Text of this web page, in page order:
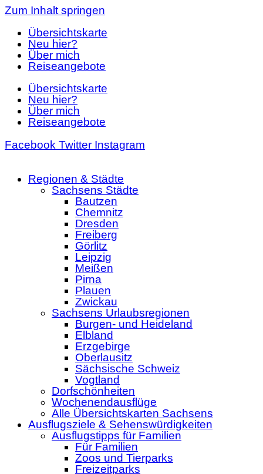
Zum Inhalt springen
Übersichtskarte
Neu hier?
Über mich
Reiseangebote
Übersichtskarte
Neu hier?
Über mich
Reiseangebote
Facebook Twitter Instagram
Regionen & Städte
Sachsens Städte
Bautzen
Chemnitz
Dresden
Freiberg
Görlitz
Leipzig
Meißen
Pirna
Plauen
Zwickau
Sachsens Urlaubsregionen
Burgen- und Heideland
Elbland
Erzgebirge
Oberlausitz
Sächsische Schweiz
Vogtland
Dorfschönheiten
Wochenendausflüge
Alle Übersichtskarten Sachsens
Ausflugsziele & Sehenswürdigkeiten
Ausflugstipps für Familien
Für Familien
Zoos und Tierparks
Freizeitparks